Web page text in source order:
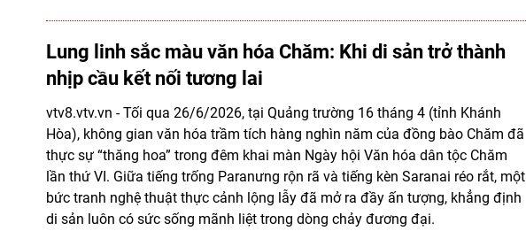
Lung linh sắc màu văn hóa Chăm: Khi di sản trở thành
nhịp cầu kết nối tương lai
vtv8.vtv.vn - Tối qua 26/6/2026, tại Quảng trường 16 tháng 4 (tỉnh Khánh
Hòa), không gian văn hóa trầm tích hàng nghìn năm của đồng bào Chăm đã
thực sự “thăng hoa” trong đêm khai màn Ngày hội Văn hóa dân tộc Chăm
lần thứ VI. Giữa tiếng trống Paranưng rộn rã và tiếng kèn Saranai réo rắt, một
bức tranh nghệ thuật thực cảnh lộng lẫy đã mở ra đầy ấn tượng, khẳng định
di sản luôn có sức sống mãnh liệt trong dòng chảy đương đại.